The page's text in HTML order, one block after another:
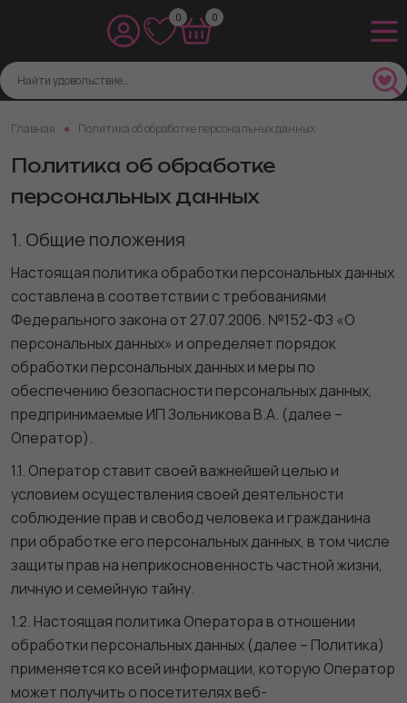
0 0
Главная Политика об обработке персональных данных
Политика об обработке
персональных данных
1. Общие положения
Настоящая политика обработки персональных данных
составлена в соответствии с требованиями
Федерального закона от 27.07.2006. №152-ФЗ «О
персональных данных» и определяет порядок
обработки персональных данных и меры по
обеспечению безопасности персональных данных,
предпринимаемые ИП Зольникова В.А. (далее –
Оператор).
1.1. Оператор ставит своей важнейшей целью и
условием осуществления своей деятельности
соблюдение прав и свобод человека и гражданина
при обработке его персональных данных, в том числе
защиты прав на неприкосновенность частной жизни,
личную и семейную тайну.
1.2. Настоящая политика Оператора в отношении
обработки персональных данных (далее – Политика)
применяется ко всей информации, которую Оператор
может получить о посетителях веб-